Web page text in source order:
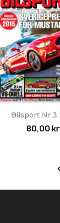

Bilsport Nr 3
80,00 kr